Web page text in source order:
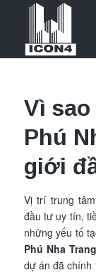
Vì sao
Phú
giới
Vị trí trung
đầu tư uy tín,
những yếu tố
Phú Nha Trang
dự án đã chính